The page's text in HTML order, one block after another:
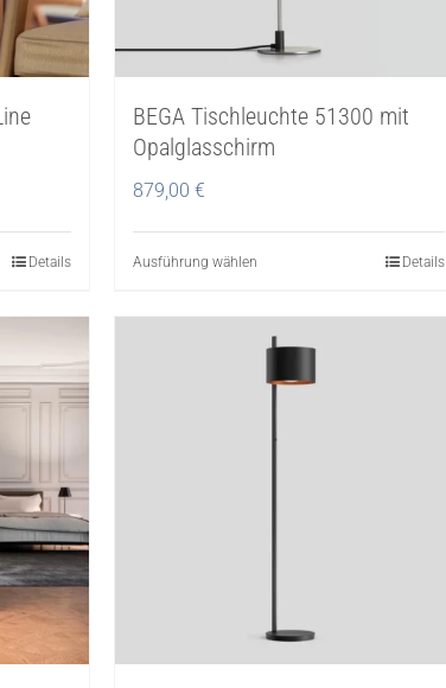
Details
BEGA Tischleuchte 51300 mit
Opalglasschirm
879,00 €
Ausführung wählenDieses
Varianten
gewählt
Details